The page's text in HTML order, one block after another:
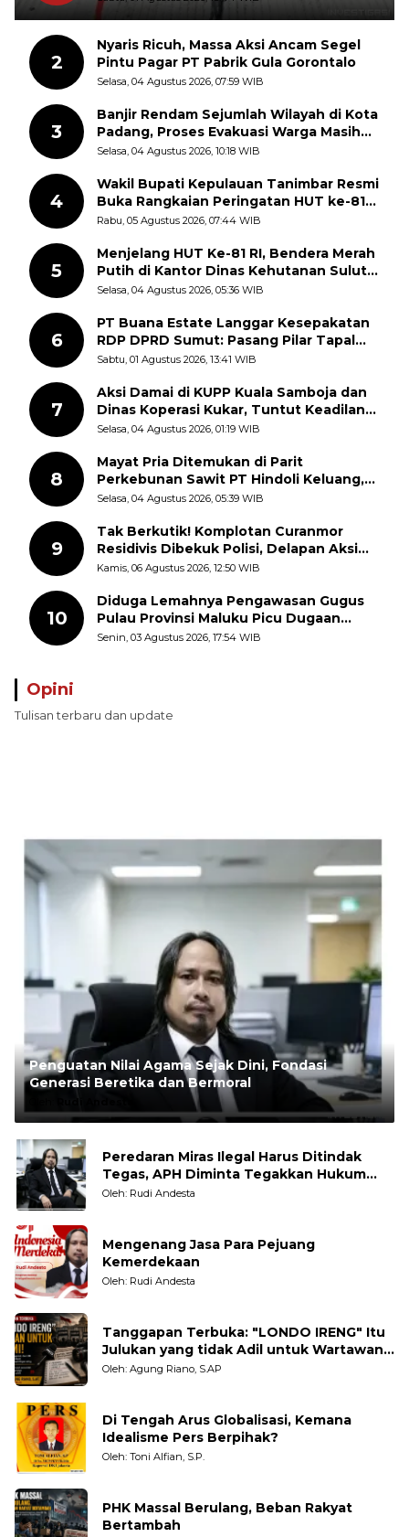
2
Nyaris Ricuh, Massa Aksi Ancam Segel
Pintu Pagar PT Pabrik Gula Gorontalo
Selasa, 04 Agustus 2026, 07:59 WIB
3
Banjir Rendam Sejumlah Wilayah di Kota
Padang, Proses Evakuasi Warga Masih
Berlangsung
Selasa, 04 Agustus 2026, 10:18 WIB
4
Wakil Bupati Kepulauan Tanimbar Resmi
Buka Rangkaian Peringatan HUT ke-81
Kemerdekaan RI, ASN Diajak Perkuat
Rabu, 05 Agustus 2026, 07:44 WIB
5
Menjelang HUT Ke-81 RI, Bendera Merah
Putih di Kantor Dinas Kehutanan Sulut
Disorot Warga
Selasa, 04 Agustus 2026, 05:36 WIB
6
PT Buana Estate Langgar Kesepakatan
RDP DPRD Sumut: Pasang Pilar Tapal
Batas Sepihak Tanpa Libatkan
Sabtu, 01 Agustus 2026, 13:41 WIB
7
Aksi Damai di KUPP Kuala Samboja dan
Dinas Koperasi Kukar, Tuntut Keadilan
dan Kesempatan Kerja yang Adil
Selasa, 04 Agustus 2026, 01:19 WIB
8
Mayat Pria Ditemukan di Parit
Perkebunan Sawit PT Hindoli Keluang,
Polisi Selidiki Penyebab Kematian
Selasa, 04 Agustus 2026, 05:39 WIB
9
Tak Berkutik! Komplotan Curanmor
Residivis Dibekuk Polisi, Delapan Aksi
Curanmor Di Candipuro Terungkap
Kamis, 06 Agustus 2026, 12:50 WIB
10
Diduga Lemahnya Pengawasan Gugus
Pulau Provinsi Maluku Picu Dugaan
Pungli terhadap Nelayan Bale-Bale di
Senin, 03 Agustus 2026, 17:54 WIB
Opini
Tulisan terbaru dan update
Penguatan Nilai Agama Sejak Dini, Fondasi
Generasi Beretika dan Bermoral
Rudi Andesta
Peredaran Miras Ilegal Harus Ditindak
Tegas, APH Diminta Tegakkan Hukum
Tanpa Pandang Bulu
Oleh: Rudi Andesta
Mengenang Jasa Para Pejuang
Kemerdekaan
Oleh: Rudi Andesta
Tanggapan Terbuka: "LONDO IRENG" Itu
Julukan yang tidak Adil untuk Wartawan,
Pengamat dan LSM
Oleh: Agung Riano, S.AP
Di Tengah Arus Globalisasi, Kemana
Idealisme Pers Berpihak?
Oleh: Toni Alfian, S.P.
PHK Massal Berulang, Beban Rakyat
Bertambah